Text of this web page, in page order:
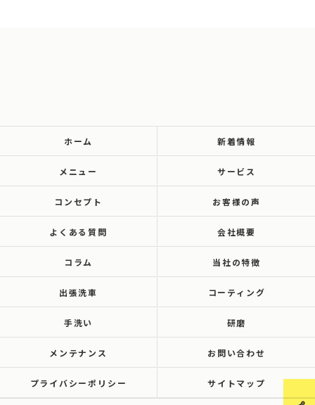
ホーム 新着情報
メニュー サービス
コンセプト お客様の声
よくある質問 会社概要
コラム 当社の特徴
出張洗車 コーティング
手洗い 研磨
メンテナンス お問い合わせ
プライバシーポリシー サイトマップ